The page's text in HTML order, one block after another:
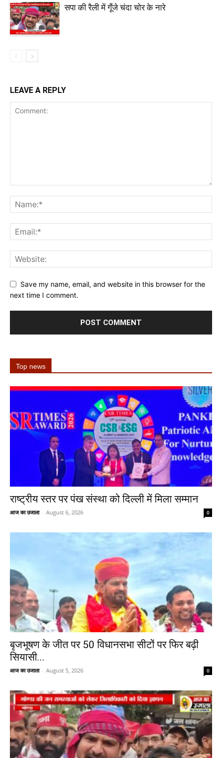
सपा की रैली में गूँजे चंदा चोर के नारे
LEAVE A REPLY
Save my name, email, and website in this browser for the
next time I comment.
Top news
राष्ट्रीय स्तर पर पंख संस्था को दिल्ली में मिला सम्मान
आज का उजाला - August 6, 2026 0
बृजभूषण के जीत पर 50 विधानसभा सीटों पर फिर बढ़ी
सियासी...
आज का उजाला - August 5, 2026 0